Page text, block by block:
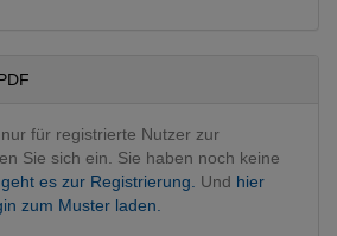
für registrierte Nutzer zur
Sie sich ein. Sie haben noch keine
es zur Registrierung. Und hier
zum Muster laden.